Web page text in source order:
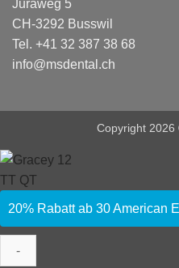
Juraweg 5
CH-3292 Busswil
Tel. +41 32 387 38 68
info@msdental.ch
Copyright 2026
20% Rabatt ab 30 American